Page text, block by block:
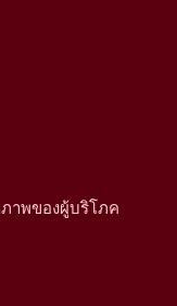
าพของผู้บริโภค